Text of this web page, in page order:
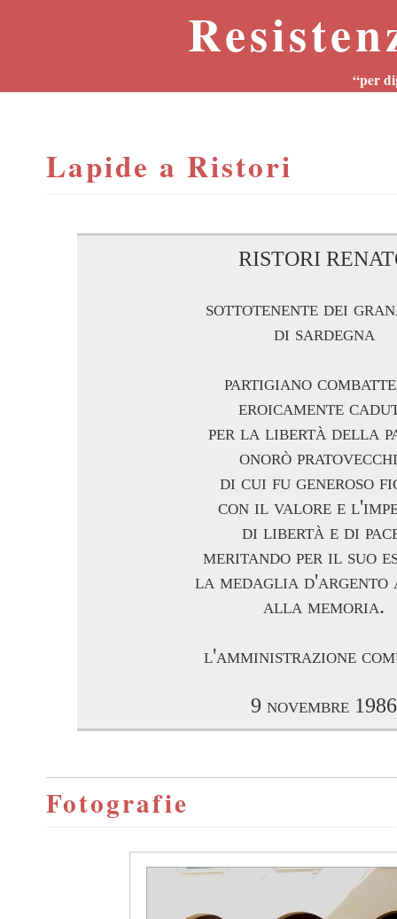
“per
Lapide a Ristori
RISTORI
sottotenente dei
di sardegna
partigiano
eroicamente
per la libertà della
onorò
di cui fu generoso
con il valore e
di libertà e di
meritando per il suo
la medaglia d'argento
alla memoria.
l'amministrazione
9 novembre 1986
Fotografie